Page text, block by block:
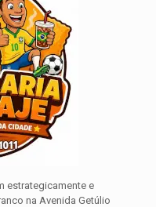
estrategicamente e
na Avenida Getúlio